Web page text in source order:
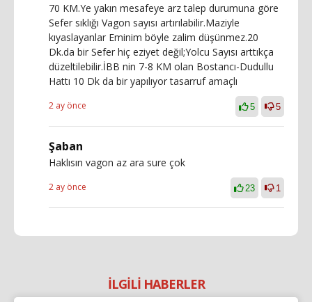
70 KM.Ye yakın mesafeye arz talep durumuna göre
Sefer sıklığı Vagon sayısı artırılabilir.Maziyle
kıyaslayanlar Eminim böyle zalim düşünmez.20
Dk.da bir Sefer hiç eziyet değil;Yolcu Sayısı arttıkça
düzeltilebilir.İBB nin 7-8 KM olan Bostancı-Dudullu
Hattı 10 Dk da bir yapılıyor tasarruf amaçlı
2 ay önce 5 5
Şaban
Haklısın vagon az ara sure çok
2 ay önce 23 1
İLGİLİ HABERLER